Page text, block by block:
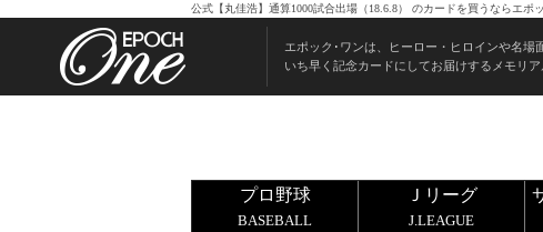
公式【丸佳浩】通算1000試合出場（18.6.8） のカードを買うならエポ
エポック･ワンは、ヒーロー・ヒロインや名場
いち早く記念カードにしてお届けするメモリ
プロ野球
BASEBALL
Ｊリーグ
J.LEAGUE